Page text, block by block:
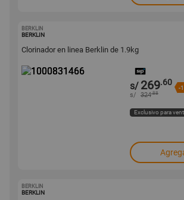
BERKLIN
BERKLIN
Clorinador en linea Berklin de 1.9kg
s/ 269.60
-
s/ 324.88
Exclusivo para
BERKLIN
BERKLIN